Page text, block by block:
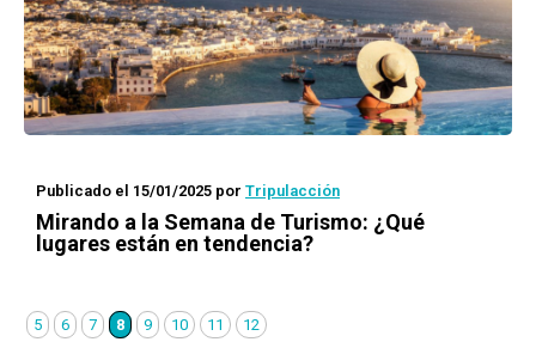
Publicado el 15/01/2025 por Tripulacción
Mirando a la Semana de Turismo: ¿Qué
lugares están en tendencia?
5 6 7 8 9 10 11 12